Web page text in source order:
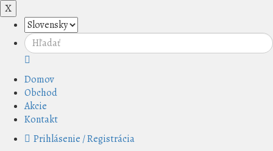
X
Domov
Obchod
Akcie
Kontakt
Prihlásenie / Registrácia